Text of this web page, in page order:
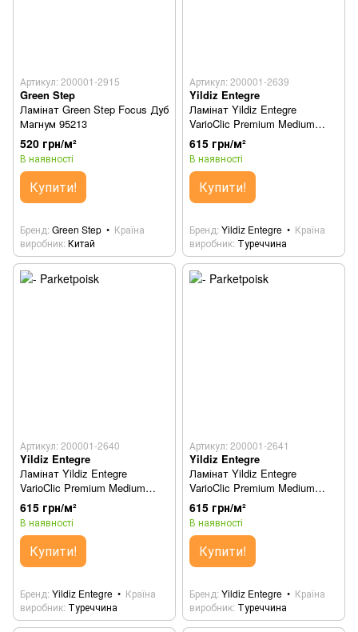
Артикул: 200001-2915
Green Step
Ламінат Green Step Focus Дуб
Магнум 95213
520 грн/м²
В наявності
Купити!
Бренд Green Step
Країна
виробник Китай
Артикул: 200001-2639
Yildiz Entegre
Ламінат Yildiz Entegre
VarioClic Premium Medium
Benin (Бенін) 54В
615 грн/м²
В наявності
Купити!
Бренд Yildiz Entegre
Країна
виробник Туреччина
Артикул: 200001-2640
Yildiz Entegre
Ламінат Yildiz Entegre
VarioClic Premium Medium
Fogo (Фого) 57В
615 грн/м²
В наявності
Купити!
Бренд Yildiz Entegre
Країна
виробник Туреччина
Артикул: 200001-2641
Yildiz Entegre
Ламінат Yildiz Entegre
VarioClic Premium Medium
Didim (Дідім) 684
615 грн/м²
В наявності
Купити!
Бренд Yildiz Entegre
Країна
виробник Туреччина